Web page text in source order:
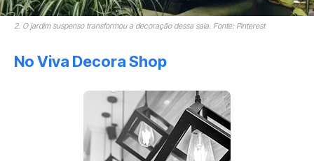
2. O jardim suspenso transformou a decoração dessa sala. Fonte: Pinterest
No Viva Decora Shop